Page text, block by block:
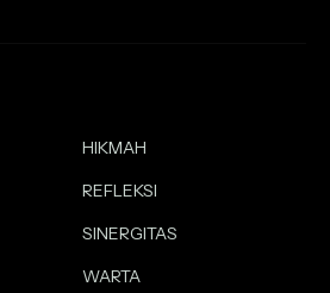
HIKMAH
REFLEKSI
SINERGITAS
WARTA